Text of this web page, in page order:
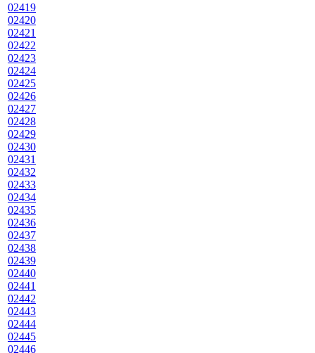
02419
02420
02421
02422
02423
02424
02425
02426
02427
02428
02429
02430
02431
02432
02433
02434
02435
02436
02437
02438
02439
02440
02441
02442
02443
02444
02445
02446